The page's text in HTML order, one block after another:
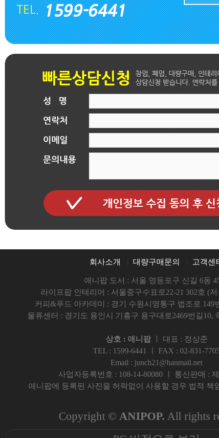
회사소개 대량구매문의 고객센
애니팝 도서 : 서울 영등포구 신길 6동
라이프팝 인테리어 : 서울중구수표로22-21 302호 (
커피&푸드 아카데미 : 경기 수원시영통구 법조로 149
물류센터 : 경기도 용인시 기흥구 용구대로2469번길10,
상호 : 애니팝ㅣ 대표 : 정상준
TEL : 1599-6441 ㅣ FAX : 02-831-
Email : junch21@hanmail.net
사업자등록번호 : 108-14-80080 ㅣ 통신판매 :
애니팝에 등록된 사진을 허락없이 사용할 경우 법적 책
Copyright © ANIPOP. All rights